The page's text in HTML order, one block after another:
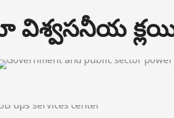
విశ్వసనీయ